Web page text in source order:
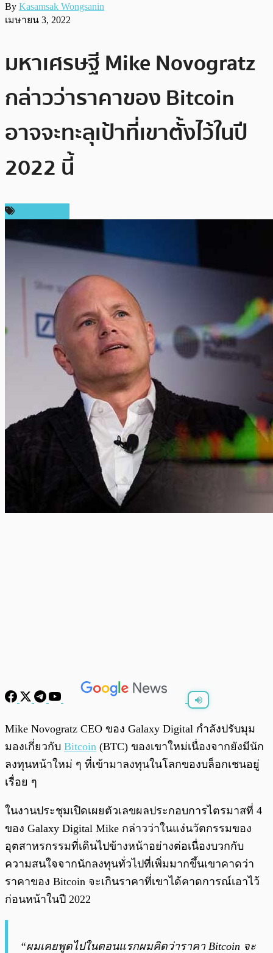
By Kasamsak Wongsanin
เมษายน 3, 2022
มหาเศรษฐี Mike Novogratz
กล่าวว่าราคาของ Bitcoin
อาจจะทะลุเป้าที่เขาตั้งไว้ในปี
2022 นี้
0:00 /0:00
Mike Novogratz CEO ของ Galaxy Digital กำลังปรับมุม
มองเกี่ยวกับ Bitcoin (BTC) ของเขาใหม่เนื่องจากยังมีนัก
ลงทุนหน้าใหม่ ๆ ที่เข้ามาลงทุนในโลกของบล็อกเชนอยู่
เรื่อย ๆ
ในงานประชุมเปิดเผยตัวเลขผลประกอบการไตรมาสที่ 4
ของ Galaxy Digital Mike กล่าวว่าในแง่นวัตกรรมของ
อุตสาหรกรรมที่เดินไปข้างหน้าอย่างต่อเนื่องบวกกับ
ความสนใจจากนักลงทุนทั่วไปที่เพิ่มมากขึ้นเขาคาดว่า
ราคาของ Bitcoin จะเกินราคาที่เขาได้คาดการณ์เอาไว้
ก่อนหน้าในปี 2022
“ผมเคยพูดไปในตอนแรกผมคิดว่าราคา Bitcoin จะ